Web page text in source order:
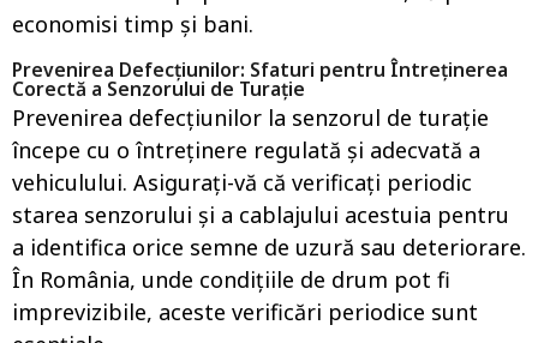
economisi timp și bani.
Prevenirea Defecțiunilor: Sfaturi pentru Întreținerea
Corectă a Senzorului de Turație
Prevenirea defecțiunilor la senzorul de turație
începe cu o întreținere regulată și adecvată a
vehiculului. Asigurați-vă că verificați periodic
starea senzorului și a cablajului acestuia pentru
a identifica orice semne de uzură sau deteriorare.
În România, unde condițiile de drum pot fi
imprevizibile, aceste verificări periodice sunt